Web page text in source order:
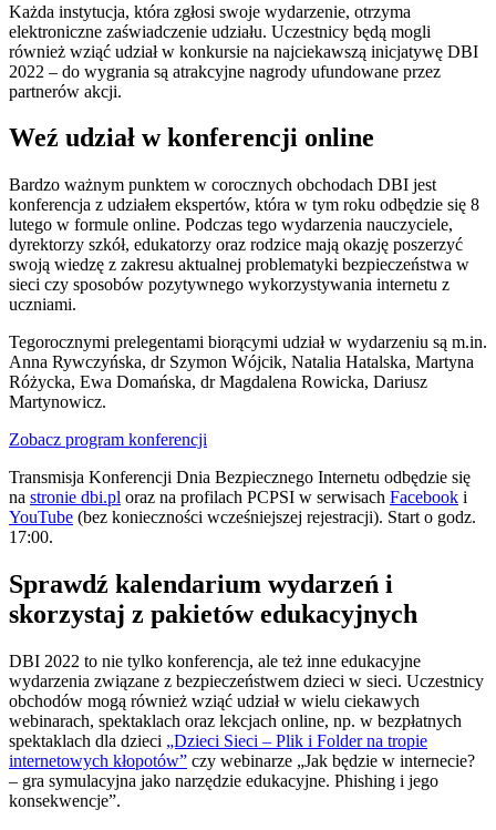
Każda instytucja, która zgłosi swoje wydarzenie, otrzyma
elektroniczne zaświadczenie udziału. Uczestnicy będą mogli
również wziąć udział w konkursie na najciekawszą inicjatywę DBI
2022 – do wygrania są atrakcyjne nagrody ufundowane przez
partnerów akcji.
Weź udział w konferencji online
Bardzo ważnym punktem w corocznych obchodach DBI jest
konferencja z udziałem ekspertów, która w tym roku odbędzie się 8
lutego w formule online. Podczas tego wydarzenia nauczyciele,
dyrektorzy szkół, edukatorzy oraz rodzice mają okazję poszerzyć
swoją wiedzę z zakresu aktualnej problematyki bezpieczeństwa w
sieci czy sposobów pozytywnego wykorzystywania internetu z
uczniami.
Tegorocznymi prelegentami biorącymi udział w wydarzeniu są m.in.
Anna Rywczyńska, dr Szymon Wójcik, Natalia Hatalska, Martyna
Różycka, Ewa Domańska, dr Magdalena Rowicka, Dariusz
Martynowicz.
Zobacz program konferencji
Transmisja Konferencji Dnia Bezpiecznego Internetu odbędzie się
na stronie dbi.pl oraz na profilach PCPSI w serwisach Facebook i
YouTube (bez konieczności wcześniejszej rejestracji). Start o godz.
17:00.
Sprawdź kalendarium wydarzeń i
skorzystaj z pakietów edukacyjnych
DBI 2022 to nie tylko konferencja, ale też inne edukacyjne
wydarzenia związane z bezpieczeństwem dzieci w sieci. Uczestnicy
obchodów mogą również wziąć udział w wielu ciekawych
webinarach, spektaklach oraz lekcjach online, np. w bezpłatnych
spektaklach dla dzieci „Dzieci Sieci – Plik i Folder na tropie
internetowych kłopotów” czy webinarze „Jak będzie w internecie?
– gra symulacyjna jako narzędzie edukacyjne. Phishing i jego
konsekwencje”.